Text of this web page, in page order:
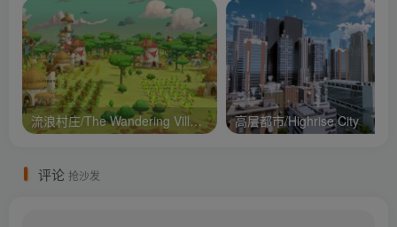
流浪村庄/The Wandering Village 高层都市/Highrise City
评论 抢沙发